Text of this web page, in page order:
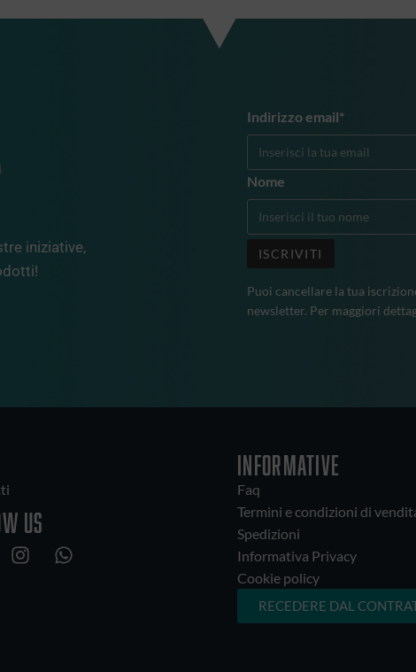
iniziative,
Indirizzo email*
Nome
Puoi cancellare la tua
newsletter. Per maggiori
us
INFORMATIVE
Faq
Termini e condizioni di
Spedizioni
Informativa Privacy
Cookie policy
RECEDERE DAL